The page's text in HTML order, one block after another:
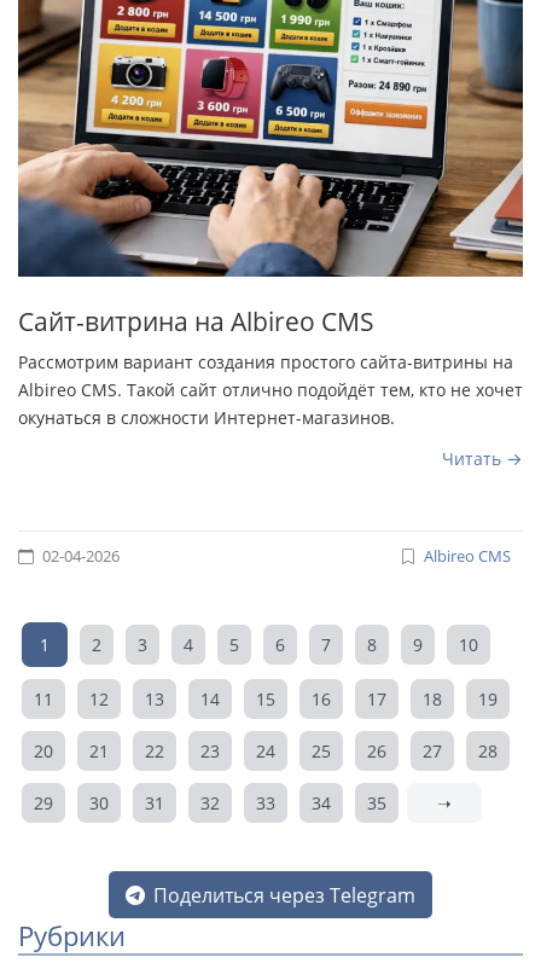
Сайт-витрина на Albireo CMS
Рассмотрим вариант создания простого сайта-витрины на
Albireo CMS. Такой сайт отлично подойдёт тем, кто не хочет
окунаться в сложности Интернет-магазинов.
Читать
02-04-2026 Albireo CMS
1 2 3 4 5 6 7 8 9 10
11 12 13 14 15 16 17 18 19
20 21 22 23 24 25 26 27 28
29 30 31 32 33 34 35 ➝
Поделиться через Telegram
Рубрики